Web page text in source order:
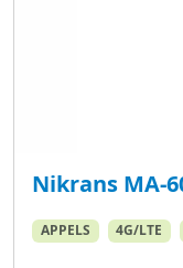
Nikrans MA-
APPELS 4G/LTE